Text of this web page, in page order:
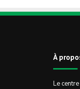
À
Le